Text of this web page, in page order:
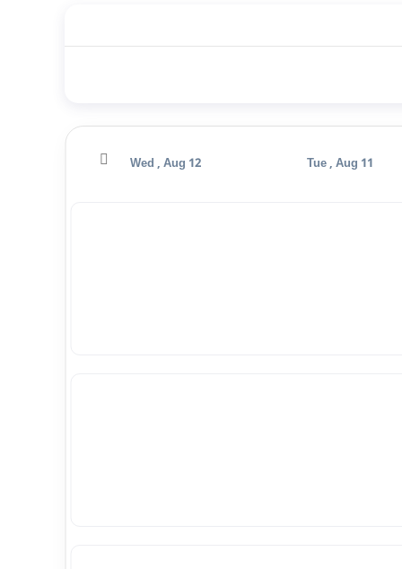
Wed , Aug 12